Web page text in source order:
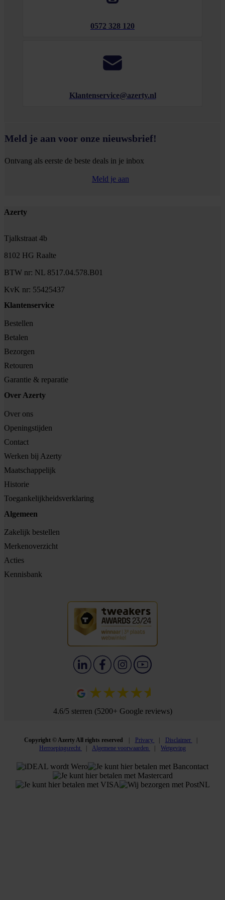
0572 328 120
Klantenservice@azerty.nl
Meld je aan voor onze nieuwsbrief!
Ontvang als eerste de beste deals in je inbox
Meld je aan
Footer
Azerty
Tjalkstraat 4b
8102 HG Raalte
BTW nr: NL 8517.04.578.B01
KvK nr: 55425437
Klantenservice
Bestellen
Betalen
Bezorgen
Retouren
Garantie & reparatie
Over Azerty
Over ons
Openingstijden
Contact
Werken bij Azerty
Maatschappelijk
Historie
Toegankelijkheidsverklaring
Algemeen
Zakelijk bestellen
Merkenoverzicht
Acties
Kennisbank
4.6/5 sterren (5200+ Google reviews)
Copyright © Azerty All rights reserved Privacy
Disclaimer
Herroepingsrecht
Algemene voorwaarden Wetgeving